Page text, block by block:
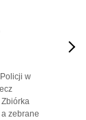
w
zebrane